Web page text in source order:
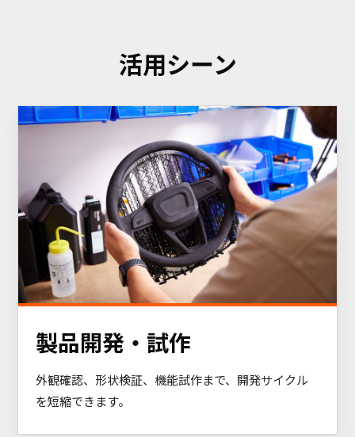
活用シーン
製品開発・試作
外観確認、形状検証、機能試作まで、開発サイクル
を短縮できます。